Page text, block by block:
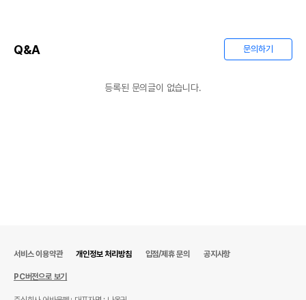
Q&A 문의하기
등록된 문의글이 없습니다.
서비스 이용약관 개인정보 처리방침 입점/제휴 문의 공지사항
PC버전으로 보기